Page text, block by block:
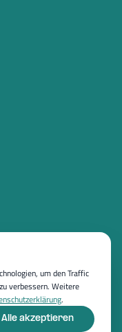
um den Traffic
verbessern. Weitere
.
Alle akzeptieren